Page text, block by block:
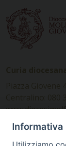
Informativa